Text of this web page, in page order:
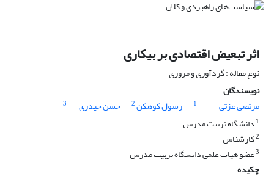
اثر تبعیض اقتصادی بر بیکاری
نوع مقاله : گردآوری و مروری
نویسندگان
مرتضی عزتی
1 رسول کوهکن2 حسن حیدری
3
1 دانشگاه تربیت مدرس
2کارشناس
3عضو هیات علمی دانشگاه تربیت مدرس
چکیده